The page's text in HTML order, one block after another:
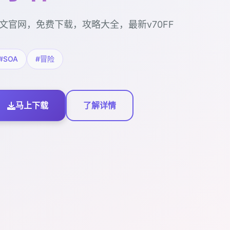
官网，免费下载，攻略大全，最新v70FF
#冒险
马上下载 了解详情